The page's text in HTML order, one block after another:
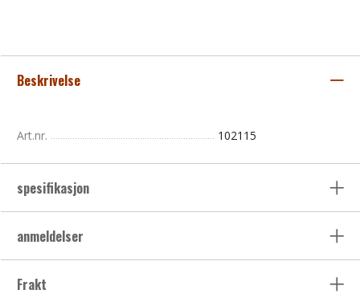
Beskrivelse
Art.nr. 102115
spesifikasjon
anmeldelser
Frakt